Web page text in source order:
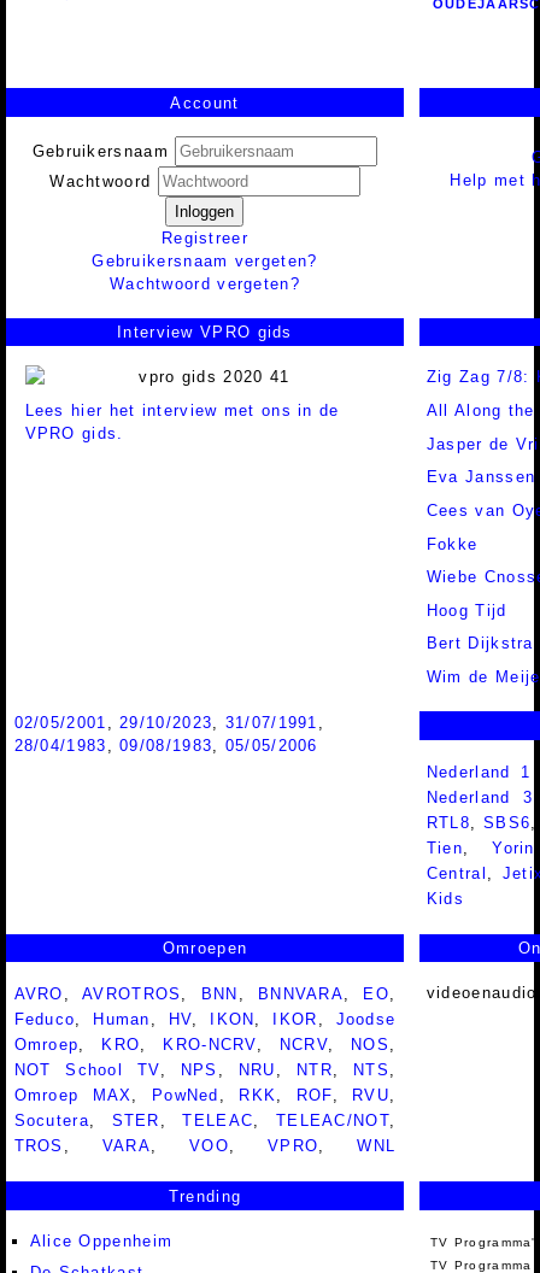
Account
Gebruikersnaam
Wachtwoord
Inloggen
Registreer
Gebruikersnaam vergeten?
Wachtwoord vergeten?
Help met
Interview VPRO gids
Lees hier het interview met ons in de
VPRO gids.
Zig Zag 7/8:
All Along the
Jasper de
Eva Janssen
Cees van
Fokke
Wiebe
Hoog Tijd
Bert Dijkstra
Wim de
02/05/2001 ,29/10/2023, 31/07/1991 ,
28/04/1983 ,09/08/1983, 05/05/2006
Nederland 1
Nederland
RTL8 ,SBS6
Tien ,Yorin
Central
Kids
Omroepen
AVRO ,AVROTROS , BNN , BNNVARA, EO,
Feduco, Human , HV, IKON , IKOR , Joodse
Omroep, KRO, KRO-NCRV, NCRV, NOS ,
NOT School TV, NPS , NRU , NTR, NTS ,
Omroep MAX, PowNed , RKK, ROF, RVU,
Socutera, STER ,TELEAC, TELEAC/NOT,
TROS , VARA,VOO,VPRO,WNL
Trending
Alice Oppenheim
TV
TV Programma